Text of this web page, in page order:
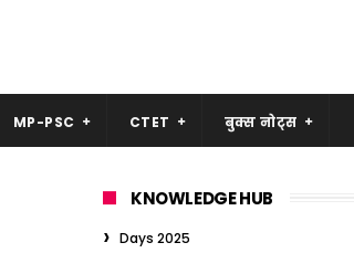
MP-PSC CTET बुक्स नोट्स
KNOWLEDGE HUB
Days 2025